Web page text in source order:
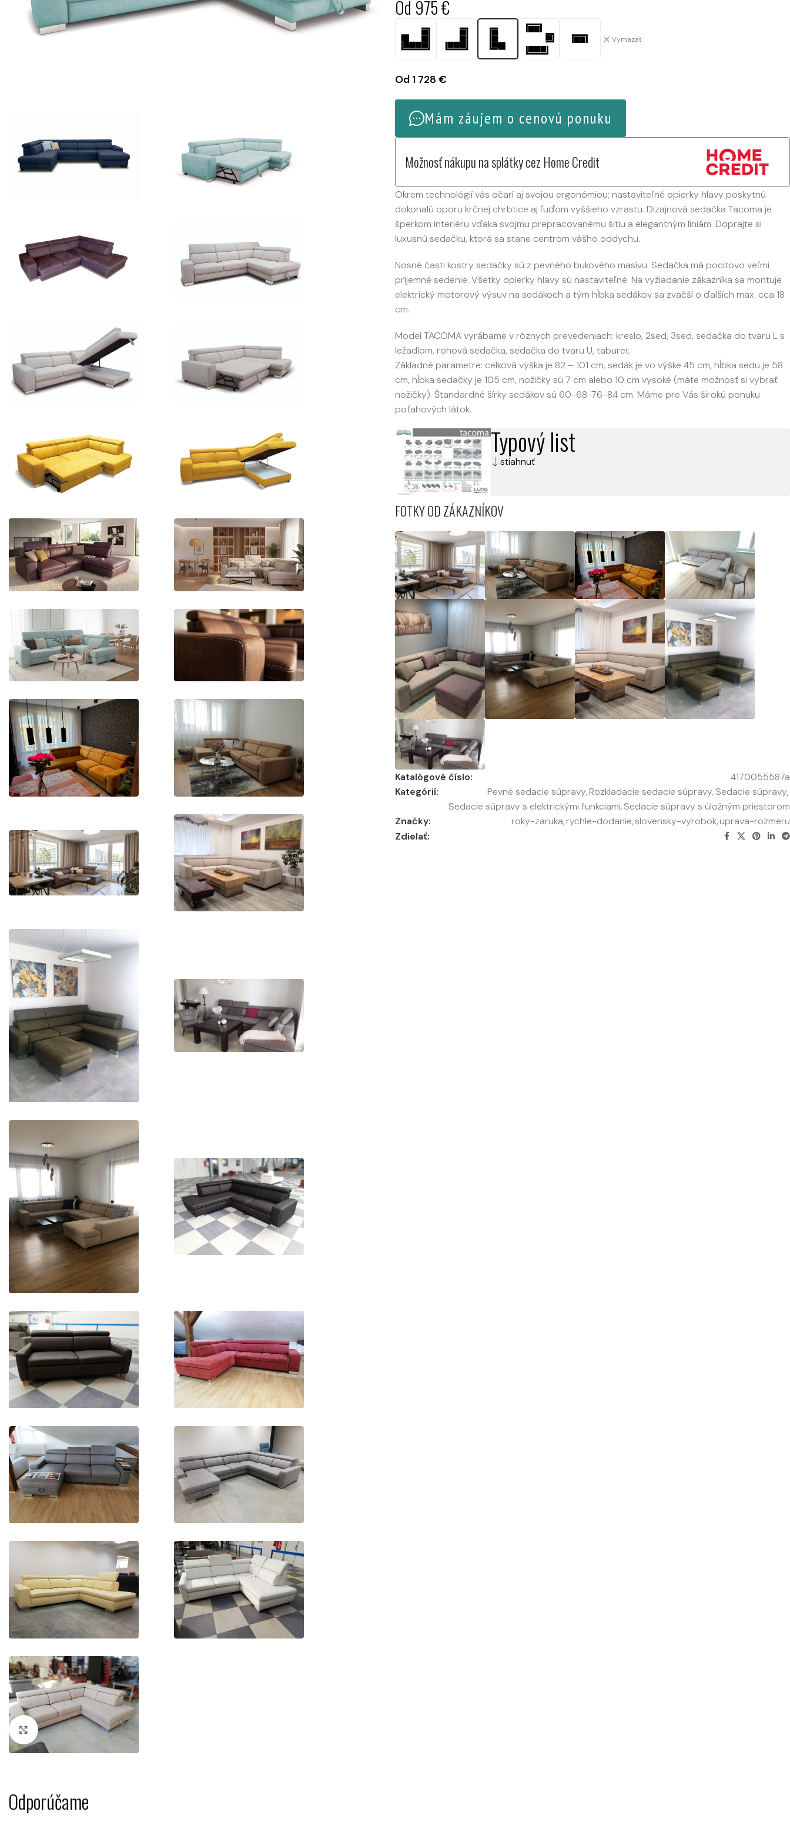
Kliknutím zväčšíte
Od 975€
Vymazať
Od 1 728 €
Mám záujem o cenovú ponuku
Možnosť nákupu na splátky cez Home Credit
Okrem technológií vás očarí aj svojou ergonómiou; nastaviteľné opierky hlavy poskytnú
dokonalú oporu krčnej chrbtice aj ľuďom vyššieho vzrastu. Dizajnová sedačka Tacoma je
šperkom interiéru vďaka svojmu prepracovanému šitiu a elegantným líniám. Doprajte si
luxusnú sedačku, ktorá sa stane centrom vášho oddychu.
Nosné časti kostry sedačky sú z pevného bukového masívu. Sedačka má pocitovo veľmi
príjemné sedenie. Všetky opierky hlavy sú nastaviteľné. Na vyžiadanie zákazníka sa montuje
elektrický motorový výsuv na sedákoch a tým hĺbka sedákov sa zväčší o ďalších max. cca 18
cm.
Model TACOMA vyrábame v rôznych prevedeniach: kreslo, 2sed, 3sed, sedačka do tvaru L s
ležadlom, rohová sedačka, sedačka do tvaru U, taburet.
Základné parametre: celková výška je 82 – 101 cm, sedák je vo výške 45 cm, hĺbka sedu je 58
cm, hĺbka sedačky je 105 cm, nožičky sú 7 cm alebo 10 cm vysoké (máte možnosť si vybrať
nožičky). Štandardné šírky sedákov sú 60-68-76-84 cm. Máme pre Vás širokú ponuku
poťahových látok.
Typový list
stiahnuť
FOTKY OD ZÁKAZNÍKOV
Katalógové číslo:
4170055587a
Kategórií:
Pevné sedacie súpravy,Rozkladacie sedacie súpravy,Sedacie súpravy,
Sedacie súpravy s elektrickými funkciami,Sedacie súpravy s úložným priestorom
Značky:
roky-zaruka,rychle-dodanie,slovensky-vyrobok,uprava-rozmeru
Zdielať:
Odporúčame